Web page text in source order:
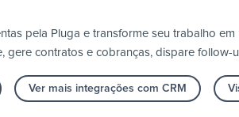
pela Pluga e transforme seu trabalho
gere contratos e cobranças, dispare
Ver mais integrações com CRM